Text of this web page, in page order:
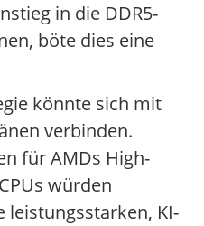
in die DDR5-
böte dies eine
könnte sich mit
verbinden.
für AMDs High-
würden
leistungsstarken, KI-